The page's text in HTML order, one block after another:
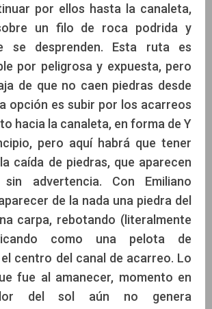
por ellos hasta la canaleta,
un filo de roca podrida y
se desprenden. Esta ruta es
por peligrosa y expuesta, pero
de que no caen piedras desde
opción es subir por los acarreos
hacia la canaleta, en forma de Y
pero aquí habrá que tener
caída de piedras, que aparecen
sin advertencia. Con Emiliano
de la nada una piedra del
carpa, rebotando (literalmente
como una pelota de
centro del canal de acarreo. Lo
fue al amanecer, momento en
del sol aún no genera